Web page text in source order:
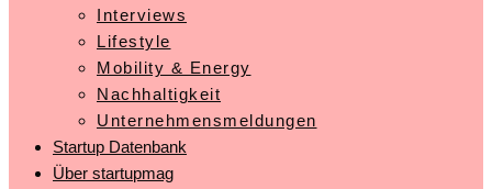
Interviews
Lifestyle
Mobility & Energy
Nachhaltigkeit
Unternehmensmeldungen
Startup Datenbank
Über startupmag